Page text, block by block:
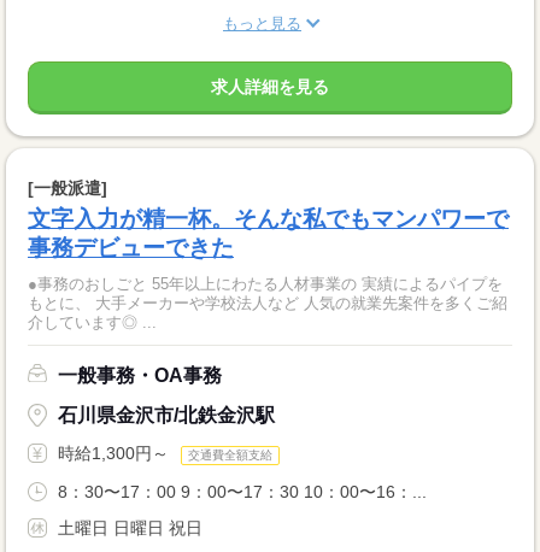
もっと見る
求人詳細を見る
[一般派遣]
文字入力が精一杯。そんな私でもマンパワーで
事務デビューできた
●事務のおしごと 55年以上にわたる人材事業の 実績によるパイプを
もとに、 大手メーカーや学校法人など 人気の就業先案件を多くご紹
介しています◎ ...
一般事務・OA事務
石川県金沢市/北鉄金沢駅
時給1,300円～ 交通費全額支給
8：30〜17：00 9：00〜17：30 10：00〜16：...
土曜日 日曜日 祝日